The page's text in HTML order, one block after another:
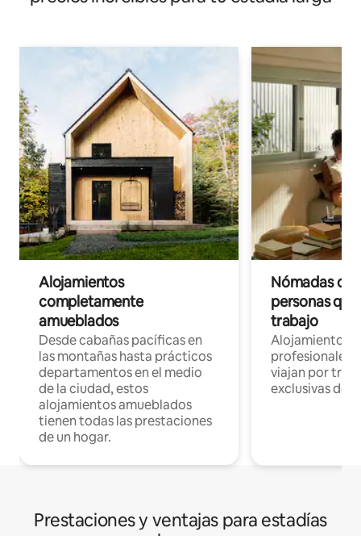
Alojamientos
completamente
amueblados
Desde cabañas pacíficas en
las montañas hasta prácticos
departamentos en el medio
de la ciudad, estos
alojamientos amueblados
tienen todas las prestaciones
de un hogar.
Nómadas
personas
trabajo
Alojamientos
profesionales
viajan por
exclusivas de
Prestaciones y ventajas para estadías